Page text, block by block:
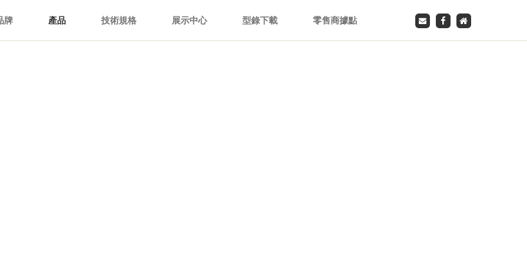
牌 產品 技術規格 展示中心 型錄下載 零售商據點